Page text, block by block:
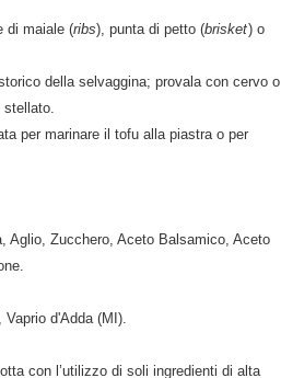
di maiale (ribs), punta di petto (brisket) o
della selvaggina; provala con cervo o
stellato.
per marinare il tofu alla piastra o per
Aglio, Zucchero, Aceto Balsamico, Aceto
d'Adda (MI).
con l’utilizzo di soli ingredienti di alta